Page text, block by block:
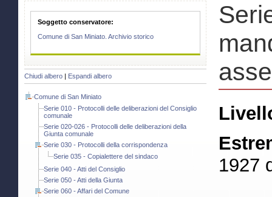
Soggetto conservatore:
Comune di San Miniato. Archivio storico
Chiudi albero Espandi albero
Comune di San Miniato
Serie 010 - Protocolli delle deliberazioni del Consiglio
comunale
Serie 020-026 - Protocolli delle deliberazioni della
Giunta comunale
Serie 030 - Protocolli della corrispondenza
Serie 035 - Copialettere del sindaco
Serie 040 - Atti del Consiglio
Serie 050 - Atti della Giunta
Serie 060 - Affari del Comune
1927